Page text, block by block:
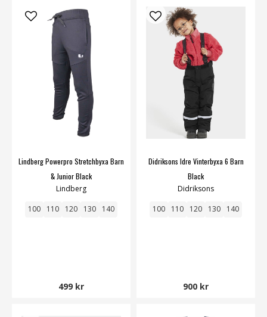
Lindberg Powerpro Stretchbyxa Barn
& Junior Black
Lindberg
100 110 120 130 140
499 kr
Didriksons Idre Vinterbyxa 6 Barn
Black
Didriksons
100 110 120 130 140
900 kr